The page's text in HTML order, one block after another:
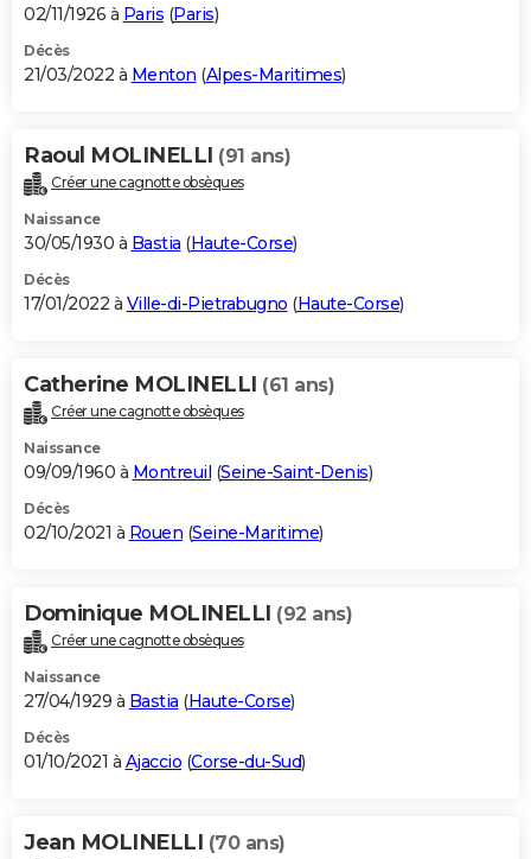
02/11/1926 à Paris (Paris)
Décès
21/03/2022 à Menton (Alpes-Maritimes)
Raoul MOLINELLI (91 ans)
Créer une cagnotte obsèques
Naissance
30/05/1930 à Bastia (Haute-Corse)
Décès
17/01/2022 à Ville-di-Pietrabugno (Haute-Corse)
Catherine MOLINELLI (61 ans)
Créer une cagnotte obsèques
Naissance
09/09/1960 à Montreuil (Seine-Saint-Denis)
Décès
02/10/2021 à Rouen (Seine-Maritime)
Dominique MOLINELLI (92 ans)
Créer une cagnotte obsèques
Naissance
27/04/1929 à Bastia (Haute-Corse)
Décès
01/10/2021 à Ajaccio (Corse-du-Sud)
Jean MOLINELLI (70 ans)